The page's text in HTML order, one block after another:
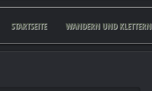
STARTSEITE WANDERN UND KLETTERN